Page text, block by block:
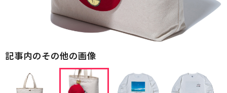
記事内のその他の画像